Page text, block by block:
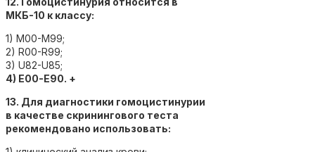
МКБ-10 к классу:
1) M00-M99;
2) R00-R99;
3) U82-U85;
4) Е00-Е90. +
13. Для диагностики гомоцистинурии
в качестве скринингового теста
рекомендовано использовать: